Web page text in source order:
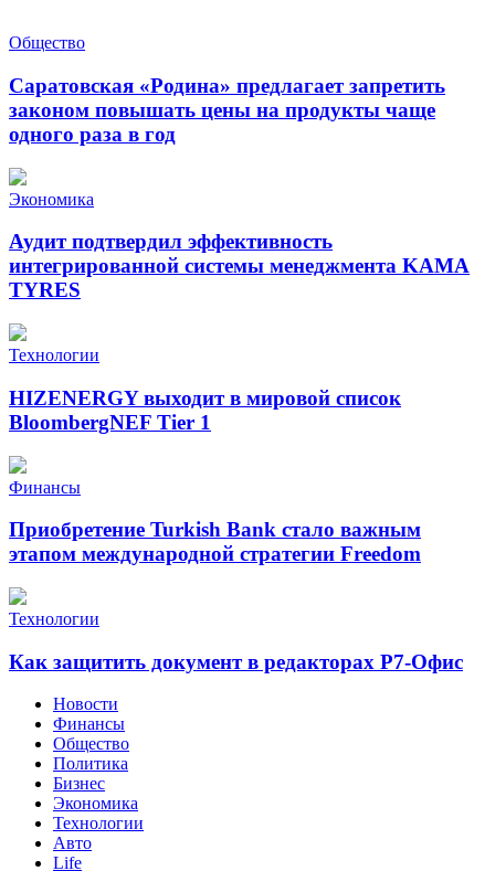
Общество
Саратовская «Родина» предлагает запретить
законом повышать цены на продукты чаще
одного раза в год
Экономика
Аудит подтвердил эффективность
интегрированной системы менеджмента KAMA
TYRES
Технологии
HIZENERGY выходит в мировой список
BloombergNEF Tier 1
Финансы
Приобретение Turkish Bank стало важным
этапом международной стратегии Freedom
Технологии
Как защитить документ в редакторах Р7-Офис
Новости
Финансы
Общество
Политика
Бизнес
Экономика
Технологии
Авто
Life